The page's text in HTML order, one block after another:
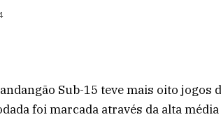
Sub-15 teve mais oito
foi marcada através da alta